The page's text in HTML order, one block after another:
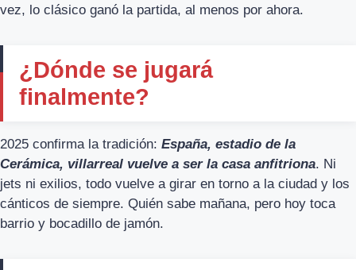
vez, lo clásico ganó la partida, al menos por ahora.
¿Dónde se jugará
finalmente?
2025 confirma la tradición: España, estadio de la
Cerámica, villarreal vuelve a ser la casa anfitriona. Ni
jets ni exilios, todo vuelve a girar en torno a la ciudad y los
cánticos de siempre. Quién sabe mañana, pero hoy toca
barrio y bocadillo de jamón.